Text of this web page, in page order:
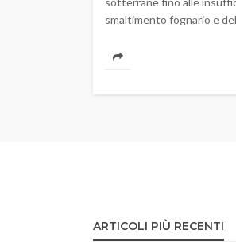
smaltimento fognario e
ARTICOLI PIÙ RECENTI